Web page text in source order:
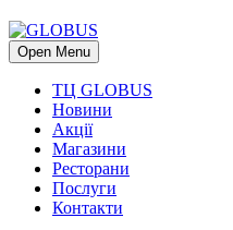
Open Menu
ТЦ GLOBUS
Новини
Акції
Магазини
Ресторани
Послуги
Контакти